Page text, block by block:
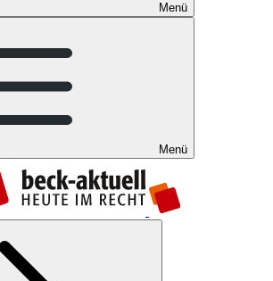
Menü
Menü